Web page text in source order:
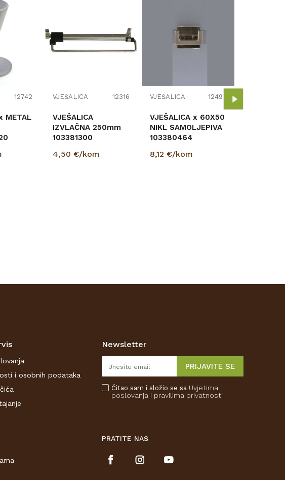
12742
METAL
VJEŠALICA 12316
VJEŠALICA
IZVLAČNA 250mm
103381300
4,50 €/kom
VJEŠALICA 12498
VJEŠALICA x 60X50
NIKL SAMOLJEPIVA
103380464
8,12 €/kom
i osobnih podataka
Newsletter
PRIJAVITE SE
Čitao sam i složio se sa Uvjetima
poslovanja i pravilima privatnosti
PRATITE NAS